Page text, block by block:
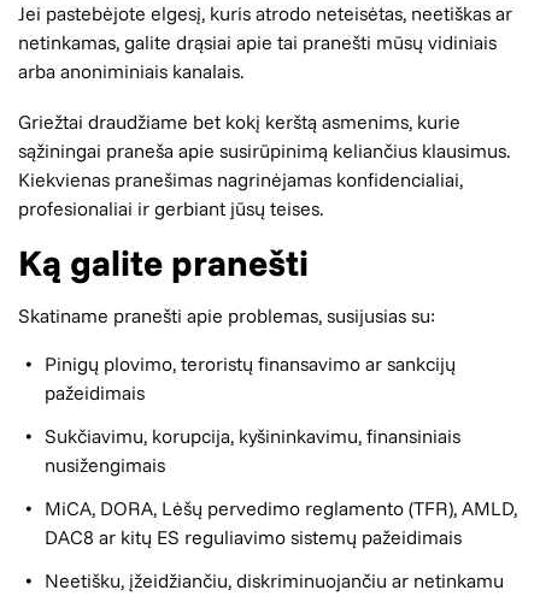
Jei pastebėjote elgesį, kuris atrodo neteisėtas, neetiškas ar
netinkamas, galite drąsiai apie tai pranešti mūsų vidiniais
arba anoniminiais kanalais.
Griežtai draudžiame bet kokį kerštą asmenims, kurie
sąžiningai praneša apie susirūpinimą keliančius klausimus.
Kiekvienas pranešimas nagrinėjamas konfidencialiai,
profesionaliai ir gerbiant jūsų teises.
Ką galite pranešti
Skatiname pranešti apie problemas, susijusias su:
Pinigų plovimo, teroristų finansavimo ar sankcijų
pažeidimais
Sukčiavimu, korupcija, kyšininkavimu, finansiniais
nusižengimais
MiCA, DORA, Lėšų pervedimo reglamento (TFR), AMLD,
DAC8 ar kitų ES reguliavimo sistemų pažeidimais
Neetišku, įžeidžiančiu, diskriminuojančiu ar netinkamu